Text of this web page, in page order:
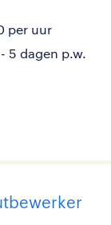
per uur
5 dagen p.w.